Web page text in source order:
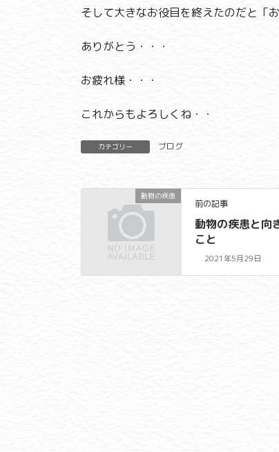
そして大きなお役目を終えたのだと「
ありがとう・・・
お疲れ様・・・
これからもよろしくね・・
カテゴリー ブログ
動物の疾患
前の記事
動物の疾患と向
こと
2021年5月29日